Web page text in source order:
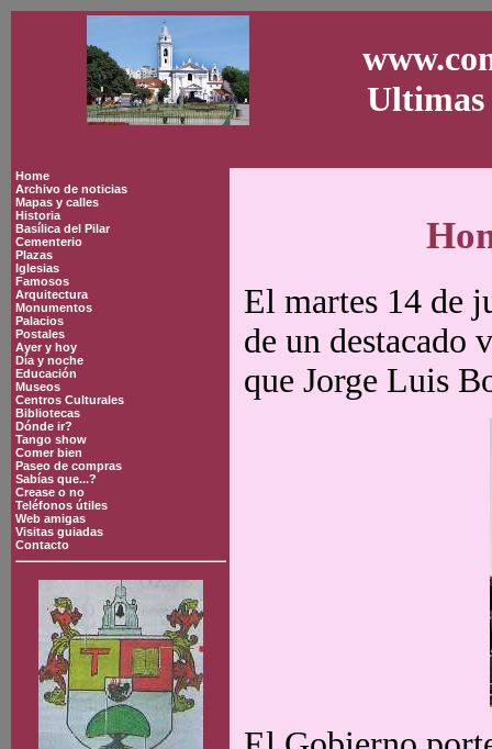
Ultimas
Home
Archivo de noticias
Mapas y calles
Historia
Basílica del Pilar
Cementerio
Plazas
Iglesias
Famosos
Arquitectura
Monumentos
Palacios
Postales
Ayer y hoy
Día y noche
Educación
Museos
Centros Culturales
Bibliotecas
Dónde ir?
Tango show
Comer bien
Paseo de compras
Sabías que...?
Crease o no
Teléfonos útiles
Web amigas
Visitas guiadas
Contacto
El martes 14 de
de un destacado
que Jorge Luis